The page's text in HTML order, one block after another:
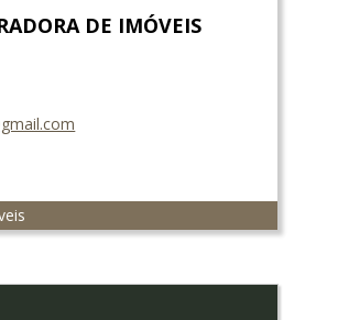
DE IMÓVEIS